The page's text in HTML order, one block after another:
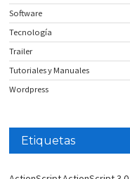
Software
Tecnología
Trailer
Tutoriales y Manuales
Wordpress
Etiquetas